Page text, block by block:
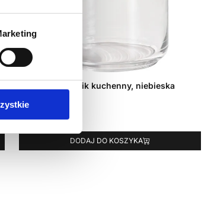
GIANNI pojemnik kuchenny, niebieska
pokrywka; 0,9 l
DODAJ DO KOSZYKA